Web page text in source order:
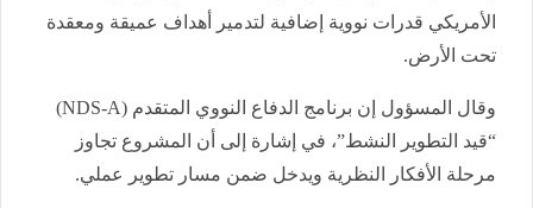
الأمريكي قدرات نووية إضافية لتدمير أهداف عميقة ومعقدة
تحت الأرض.
وقال المسؤول إن برنامج الدفاع النووي المتقدم (NDS-A)
“قيد التطوير النشط”، في إشارة إلى أن المشروع تجاوز
مرحلة الأفكار النظرية ويدخل ضمن مسار تطوير عملي.